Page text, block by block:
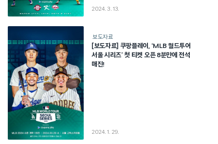
2024. 3. 13.
보도자료
[보도자료] 쿠팡플레이, ‘MLB 월드투어
서울 시리즈’ 첫 티켓 오픈 8분만에 전석
매진!
2024. 1. 29.